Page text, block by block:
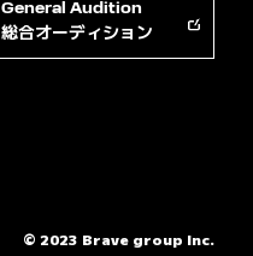
General Audition
総合オーディション
© 2023 Brave group Inc.